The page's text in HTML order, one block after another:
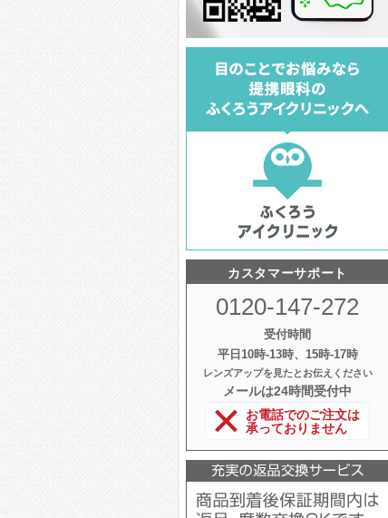
カスタマーサポート
0120-147-272
受付時間
平日10時‐13時、15時‐17時
レンズアップを見たとお伝えください
メールは24時間受付中
お電話でのご注文は
承っておりません